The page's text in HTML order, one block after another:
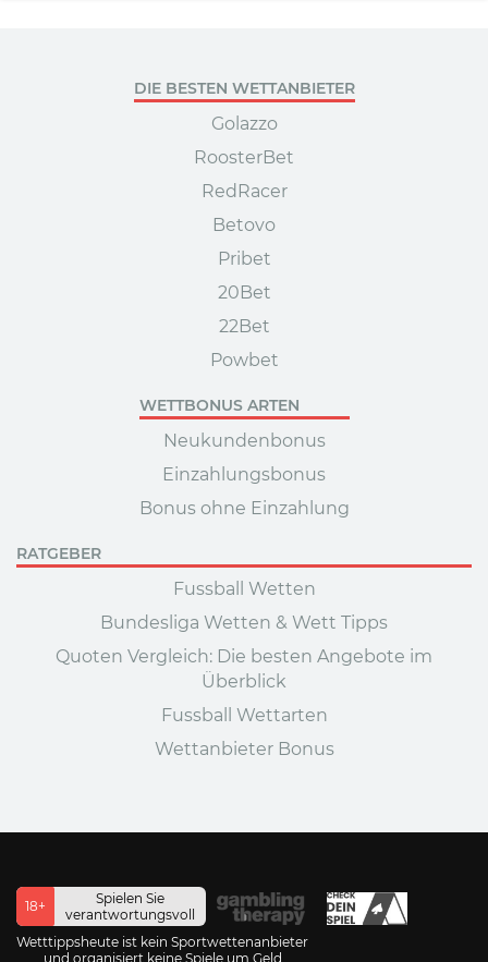
DIE BESTEN WETTANBIETER
Golazzo
RoosterBet
RedRacer
Betovo
Pribet
20Bet
22Bet
Powbet
WETTBONUS ARTEN
Neukundenbonus
Einzahlungsbonus
Bonus ohne Einzahlung
RATGEBER
Fussball Wetten
Bundesliga Wetten & Wett Tipps
Quoten Vergleich: Die besten Angebote im
Überblick
Fussball Wettarten
Wettanbieter Bonus
18+
Spielen Sie
verantwortungsvoll
Wetttippsheute ist kein Sportwettenanbieter
und organisiert keine Spiele um Geld